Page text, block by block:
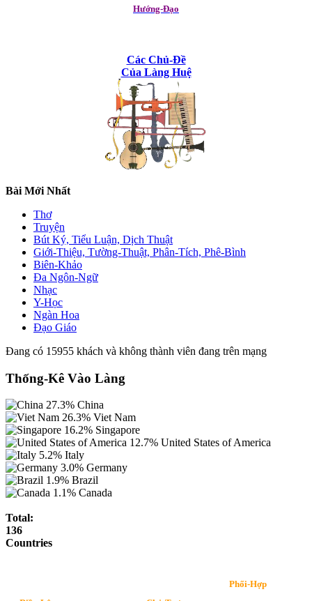
Hướng-Đạo
Các Chủ-Đề
Của Làng Huệ
Bài Mới Nhất
Thơ
Truyện
Bút Ký, Tiểu Luận, Dịch Thuật
Giới-Thiệu, Tường-Thuật, Phân-Tích, Phê-Bình
Biên-Khảo
Đa Ngôn-Ngữ
Nhạc
Y-Học
Ngàn Hoa
Đạo Giáo
Đang có 15955 khách và không thành viên đang trên mạng
Thống-Kê Vào Làng
27.3% China
26.3% Viet Nam
16.2% Singapore
12.7% United States of America
5.2% Italy
3.0% Germany
1.9% Brazil
1.1% Canada
Total:
136
Countries
Phối-Hợp